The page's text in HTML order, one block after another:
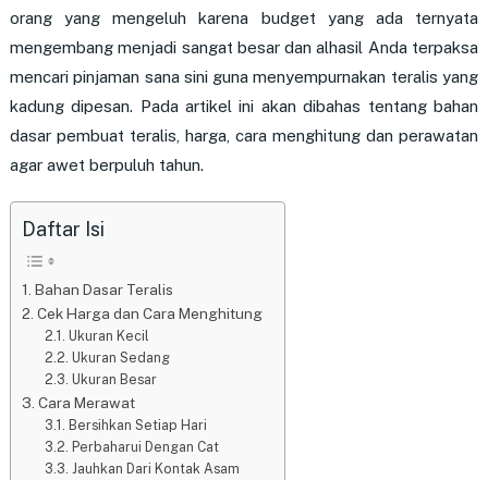
orang yang mengeluh karena budget yang ada ternyata
mengembang menjadi sangat besar dan alhasil Anda terpaksa
mencari pinjaman sana sini guna menyempurnakan teralis yang
kadung dipesan. Pada artikel ini akan dibahas tentang bahan
dasar pembuat teralis, harga, cara menghitung dan perawatan
agar awet berpuluh tahun.
Daftar Isi
Bahan Dasar Teralis
Cek Harga dan Cara Menghitung
Ukuran Kecil
Ukuran Sedang
Ukuran Besar
Cara Merawat
Bersihkan Setiap Hari
Perbaharui Dengan Cat
Jauhkan Dari Kontak Asam